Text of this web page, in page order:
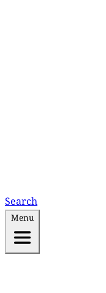
Search
Menu